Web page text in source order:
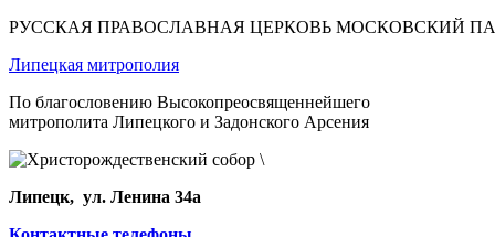
РУССКАЯ ПРАВОСЛАВНАЯ ЦЕРКОВЬ МОСКОВСКИЙ
Липецкая митрополия
По благословению Высокопреосвященнейшего
митрополита Липецкого и Задонского Арсения
Липецк, ул. Ленина 34а